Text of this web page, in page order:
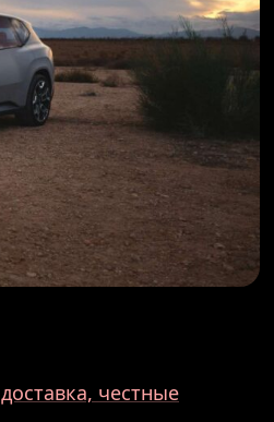
честные